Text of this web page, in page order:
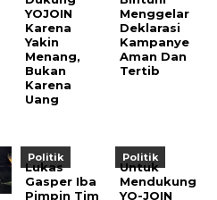
YOJOIN
Karena
Yakin
Menang,
Bukan
Karena
Uang
Menggelar
Deklarasi
Kampanye
Aman Dan
Tertib
Politik
Lukas
Gasper Iba
Pimpin Tim
Politik
Untuk
Mendukung
YO-JOIN